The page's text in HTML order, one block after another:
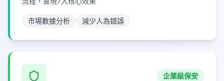
市場數據分析 減少人為錯誤
企業級保安